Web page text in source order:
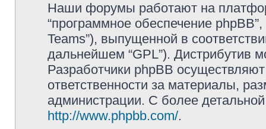
Наши форумы работают на
“программное обеспечение
Teams”), выпущенной в
дальнейшем “GPL”). Дистрибутив
Разработчики phpBB
ответственности за материалы,
администрации. С более
http://www.phpbb.com/.